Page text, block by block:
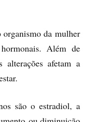
organismo da mulher
hormonais. Além de
alterações afetam a
são o estradiol, a